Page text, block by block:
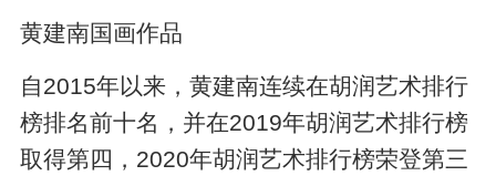
黄建南国画作品
自2015年以来，黄建南连续在胡润艺术排行
榜排名前十名，并在2019年胡润艺术排行榜
取得第四，2020年胡润艺术排行榜荣登第三